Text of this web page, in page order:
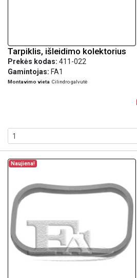
Tarpiklis, išleidimo kolektorius
Prekės kodas: 411-022
Gamintojas: FA1
Montavimo vieta Cilindro galvutė
Naujiena!